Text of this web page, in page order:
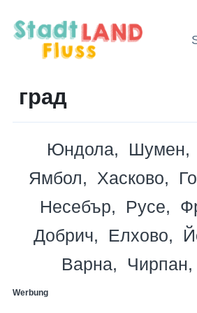
град
Юндола Шумен
Ямбол
Хасково
Несебър
Русе
Добрич
Елхово
Варна
Чирпан
Werbung